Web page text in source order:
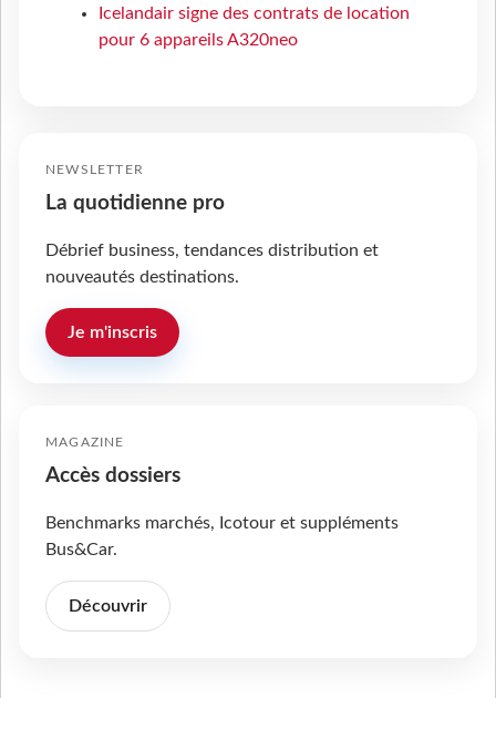
Icelandair signe des contrats de location
pour 6 appareils A320neo
NEWSLETTER
La quotidienne pro
Débrief business, tendances distribution et
nouveautés destinations.
Je m'inscris
MAGAZINE
Accès dossiers
Benchmarks marchés, Icotour et suppléments
Bus&Car.
Découvrir